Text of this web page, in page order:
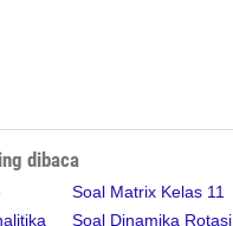
dibaca
Soal Matrix Kelas 11
Soal Dinamika Rotasi